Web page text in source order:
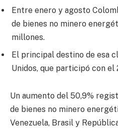
Entre enero y agosto
de bienes no minero
millones.
El principal destino de esa
Unidos, que participó con el
Un aumento del 50,9%
de bienes no minero
Venezuela, Brasil y